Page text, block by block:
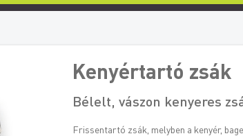
Kenyértartó zsák
Bélelt, vászon kenyeres
Frissentartó zsák, melyben a kenyér,